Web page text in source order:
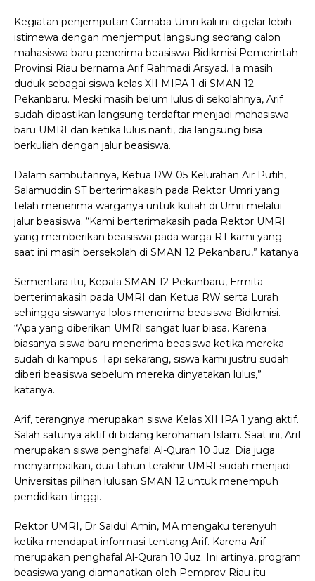
Kegiatan penjemputan Camaba Umri kali ini digelar lebih
istimewa dengan menjemput langsung seorang calon
mahasiswa baru penerima beasiswa Bidikmisi Pemerintah
Provinsi Riau bernama Arif Rahmadi Arsyad. Ia masih
duduk sebagai siswa kelas XII MIPA 1 di SMAN 12
Pekanbaru. Meski masih belum lulus di sekolahnya, Arif
sudah dipastikan langsung terdaftar menjadi mahasiswa
baru UMRI dan ketika lulus nanti, dia langsung bisa
berkuliah dengan jalur beasiswa.
Dalam sambutannya, Ketua RW 05 Kelurahan Air Putih,
Salamuddin ST berterimakasih pada Rektor Umri yang
telah menerima warganya untuk kuliah di Umri melalui
jalur beasiswa. “Kami berterimakasih pada Rektor UMRI
yang memberikan beasiswa pada warga RT kami yang
saat ini masih bersekolah di SMAN 12 Pekanbaru,” katanya.
Sementara itu, Kepala SMAN 12 Pekanbaru, Ermita
berterimakasih pada UMRI dan Ketua RW serta Lurah
sehingga siswanya lolos menerima beasiswa Bidikmisi.
“Apa yang diberikan UMRI sangat luar biasa. Karena
biasanya siswa baru menerima beasiswa ketika mereka
sudah di kampus. Tapi sekarang, siswa kami justru sudah
diberi beasiswa sebelum mereka dinyatakan lulus,”
katanya.
Arif, terangnya merupakan siswa Kelas XII IPA 1 yang aktif.
Salah satunya aktif di bidang kerohanian Islam. Saat ini, Arif
merupakan siswa penghafal Al-Quran 10 Juz. Dia juga
menyampaikan, dua tahun terakhir UMRI sudah menjadi
Universitas pilihan lulusan SMAN 12 untuk menempuh
pendidikan tinggi.
Rektor UMRI, Dr Saidul Amin, MA mengaku terenyuh
ketika mendapat informasi tentang Arif. Karena Arif
merupakan penghafal Al-Quran 10 Juz. Ini artinya, program
beasiswa yang diamanatkan oleh Pemprov Riau itu